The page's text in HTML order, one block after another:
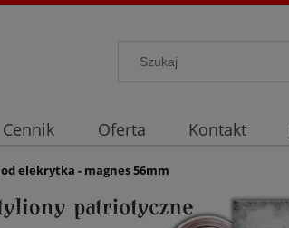
Cennik Oferta Kontakt
elekrytka - magnes 56mm